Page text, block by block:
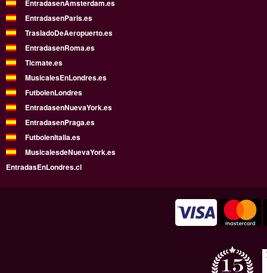
EntradasenAmsterdam.es
EntradasenParis.es
TrasladoDeAeropuerto.es
EntradasenRoma.es
Ticmate.es
MusicalesEnLondres.es
FutbolenLondres
EntradasenNuevaYork.es
EntradasenPraga.es
FutbolenItalia.es
MusicalesdeNuevaYork.es
EntradasEnLondres.cl